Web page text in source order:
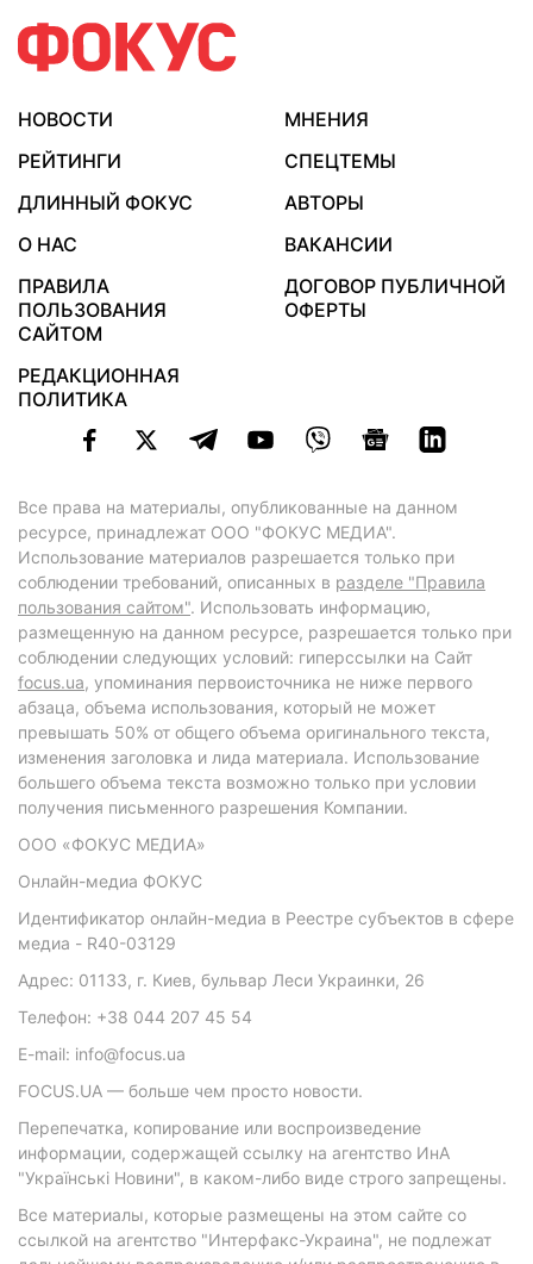
НОВОСТИ
МНЕНИЯ
РЕЙТИНГИ
СПЕЦТЕМЫ
ДЛИННЫЙ ФОКУС
АВТОРЫ
О НАС
ВАКАНСИИ
ПРАВИЛА
ПОЛЬЗОВАНИЯ
САЙТОМ
ДОГОВОР ПУБЛИЧНОЙ
ОФЕРТЫ
РЕДАКЦИОННАЯ
ПОЛИТИКА
Все права на материалы, опубликованные на данном
ресурсе, принадлежат ООО "ФОКУС МЕДИА".
Использование материалов разрешается только при
соблюдении требований, описанных в разделе "Правила
пользования сайтом". Использовать информацию,
размещенную на данном ресурсе, разрешается только при
соблюдении следующих условий: гиперссылки на Сайт
focus.ua, упоминания первоисточника не ниже первого
абзаца, объема использования, который не может
превышать 50% от общего объема оригинального текста,
изменения заголовка и лида материала. Использование
большего объема текста возможно только при условии
получения письменного разрешения Компании.
ООО «ФОКУС МЕДИА»
Онлайн-медиа ФОКУС
Идентификатор онлайн-медиа в Реестре субъектов в сфере
медиа - R40-03129
Адрес: 01133, г. Киев, бульвар Леси Украинки, 26
Телефон: +38 044 207 45 54
E-mail: info@focus.ua
FOCUS.UA — больше чем просто новости.
Перепечатка, копирование или воспроизведение
информации, содержащей ссылку на агентство ИнА
"Українські Новини", в каком-либо виде строго запрещены.
Все материалы, которые размещены на этом сайте со
ссылкой на агентство "Интерфакс-Украина", не подлежат